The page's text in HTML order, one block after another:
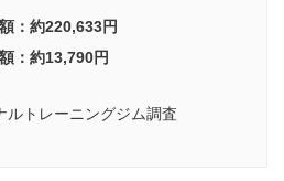
：約220,633円
：約13,790円
トレーニングジム調査